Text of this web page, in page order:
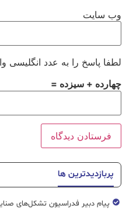
وب‌ سایت
لطفا پاسخ را به عدد انگلیسی
چهارده + سیزده =
پربازدیدترین ها
پیام دبیر فدراسیون تشکل‌های